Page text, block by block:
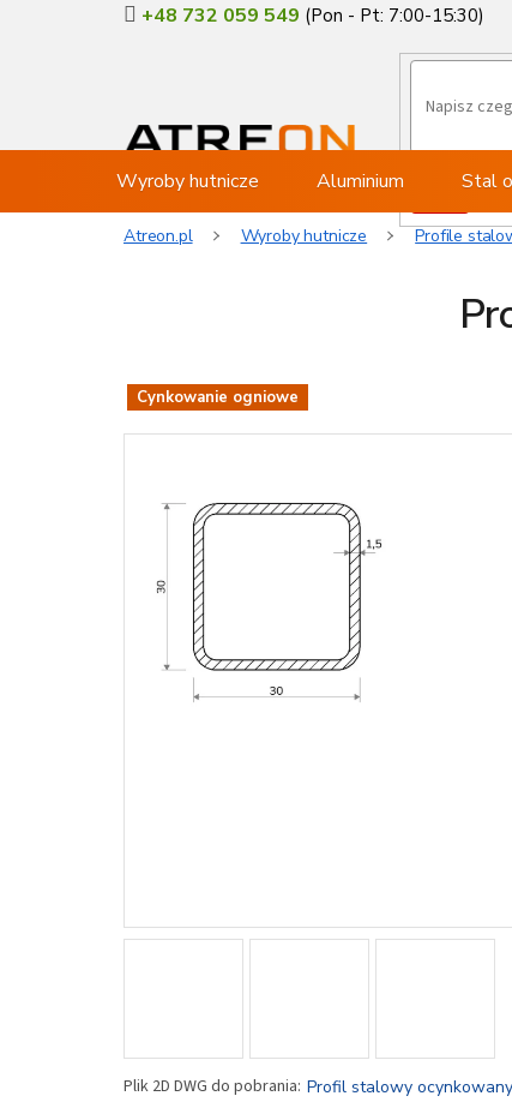
+48 732 059 549
Wyroby hutnicze Aluminium Stal
Atreon.pl Wyroby hutnicze Profile
Cynkowanie ogniowe
Profil stalowy